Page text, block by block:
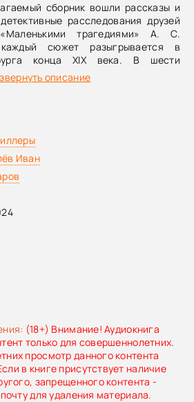
сборник вошли рассказы и
расследования друзей
трагедиями» А. С.
сюжет разыгрывается в
конца XIX века. В шести
исследуются самые
грехи. Рискуя жизнью, Ванзаров
описание
(18+) Внимание! Аудиокнига
только для совершеннолетних.
просмотр данного контента
в книге присутствует наличие
запрещенного контента -
для удаления материала.
Иван